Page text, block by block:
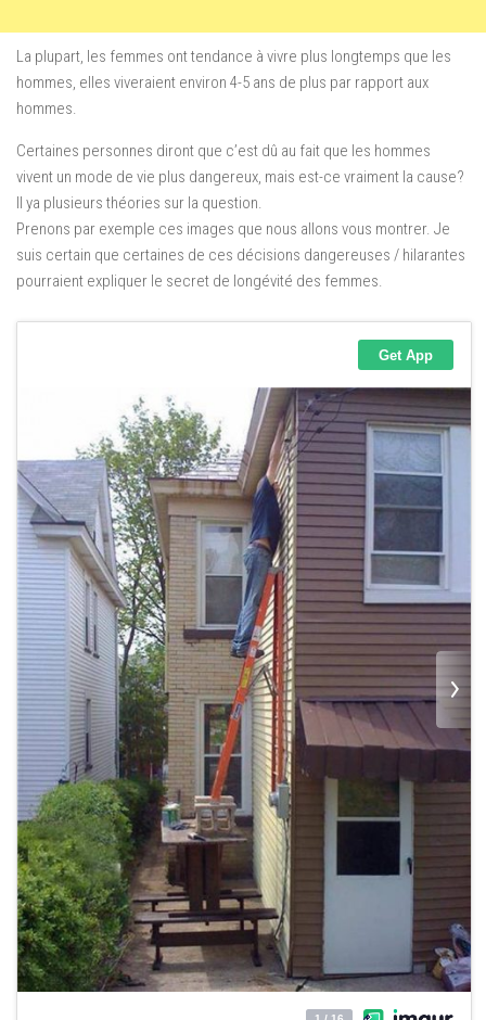
La plupart, les femmes ont tendance à vivre plus longtemps que les
hommes, elles viveraient environ 4-5 ans de plus par rapport aux
hommes.
Certaines personnes diront que c’est dû au fait que les hommes
vivent un mode de vie plus dangereux, mais est-ce vraiment la cause?
Il ya plusieurs théories sur la question.
Prenons par exemple ces images que nous allons vous montrer. Je
suis certain que certaines de ces décisions dangereuses / hilarantes
pourraient expliquer le secret de longévité des femmes.